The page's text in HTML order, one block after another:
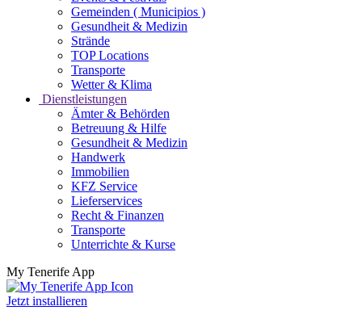
Gemeinden ( Municipios )
Gesundheit & Medizin
Strände
TOP Locations
Transporte
Wetter & Klima
Dienstleistungen
Ämter & Behörden
Betreuung & Hilfe
Gesundheit & Medizin
Handwerk
Immobilien
KFZ Service
Lieferservices
Recht & Finanzen
Transporte
Unterrichte & Kurse
My Tenerife App
Jetzt installieren